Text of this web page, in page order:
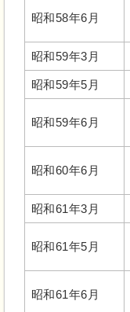
昭和58年6月
昭和59年3月
昭和59年5月
昭和59年6月
昭和60年6月
昭和61年3月
昭和61年5月
昭和61年6月